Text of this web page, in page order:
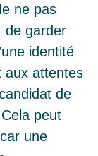
ne pas
de garder
identité
aux attentes
de
peut
une